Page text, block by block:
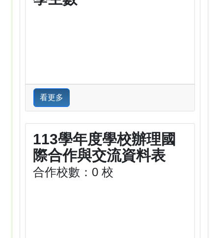
看更多
113學年度學校辦理國
際合作與交流資料表
合作校數：0 校